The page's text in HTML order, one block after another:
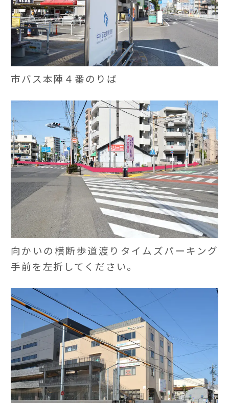
市バス本陣４番のりば
向かいの横断歩道渡りタイムズパーキング
手前を左折してください。